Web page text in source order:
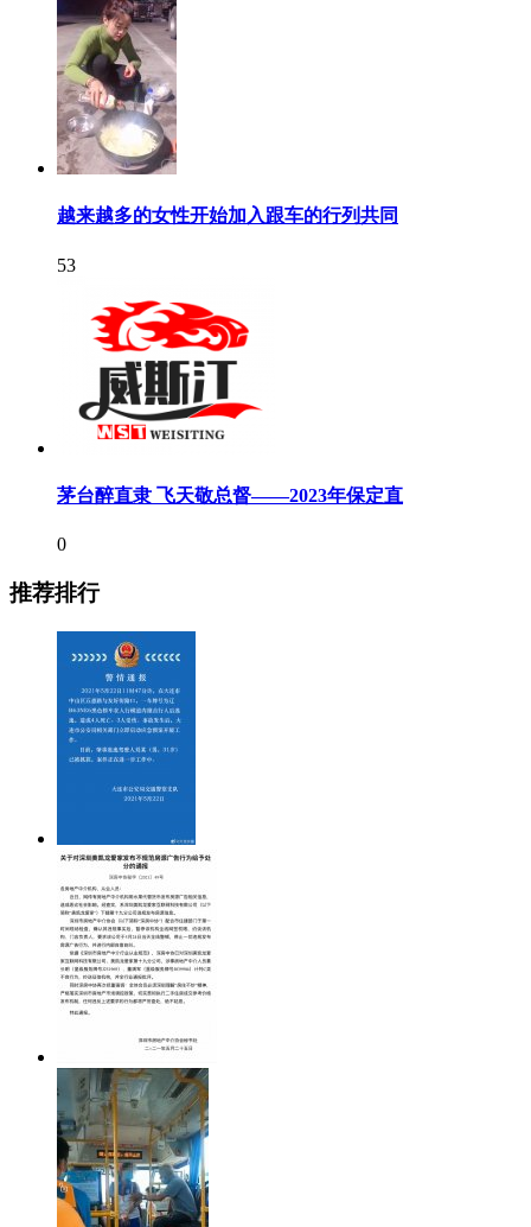
越来越多的女性开始加入跟车的行列共同
53
茅台醉直隶 飞天敬总督——2023年保定直
0
推荐排行